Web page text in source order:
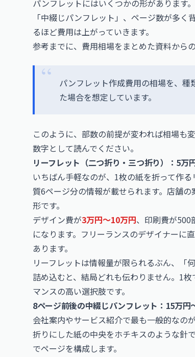
パンフレットにはいくつかの形があります
「中綴じパンフレット」、ページ数が多
るほど費用は上がっていきます。
参考までに、費用相場をまとめた資料から
パンフレット作成費用の相場を、
た場合を想定しています。
このように、部数の前提が変われば相場も
数字として読んでください。
リーフレット（二つ折り・三つ折り）：5万
いちばん手軽なのが、1枚の紙を折って作
質6ページ分の情報が載せられます。店舗
形です。
デザイン費が3万円〜10万円、印刷費が500
になります。フリーランスのデザイナーに
あります。
リーフレットは情報量が限られるぶん、「
詰め込むと、結局どれも伝わりません。1
マンスの高い選択肢です。
8ページ前後の中綴じパンフレット：15万円
会社案内やサービス紹介で最も一般的なの
折りにした紙の中央をホチキスのような針
でページを構成します。